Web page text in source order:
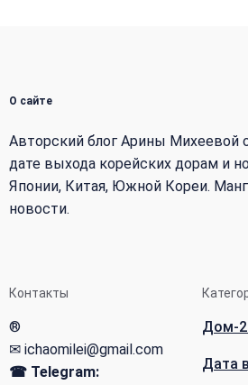
О сайте
Авторский блог Арины Михеевой
дате выхода корейских дорам и
Японии, Китая, Южной Кореи.
новости.
Контакты
®
✉ ichaomilei@gmail.com
☎ Telegram:
Дом-2
Дата